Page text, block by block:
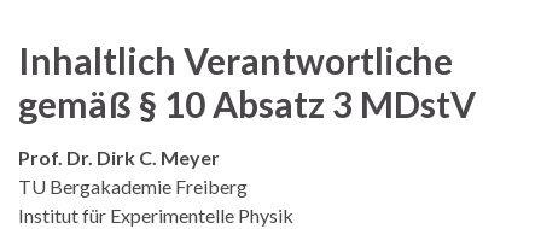
Inhaltlich Verantwortliche
gemäß § 10 Absatz 3 MDstV
Prof. Dr. Dirk C. Meyer
TU Bergakademie Freiberg
Institut für Experimentelle Physik